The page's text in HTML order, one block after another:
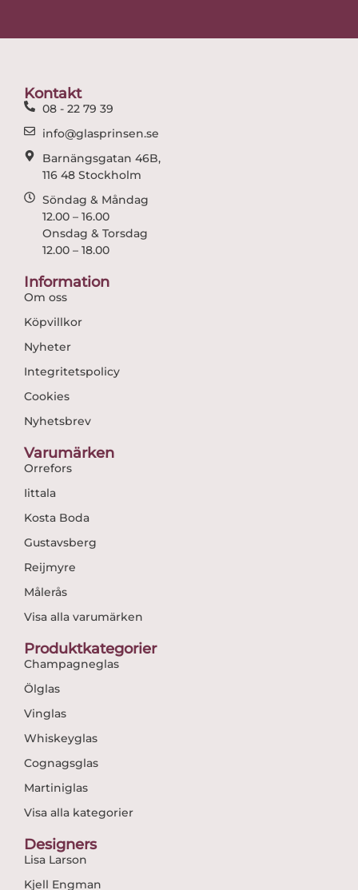
Kontakt
08 - 22 79 39
info@glasprinsen.se
Barnängsgatan 46B,
116 48 Stockholm
Söndag & Måndag
12.00 – 16.00
Onsdag & Torsdag
12.00 – 18.00
Information
Om oss
Köpvillkor
Nyheter
Integritetspolicy
Cookies
Nyhetsbrev
Varumärken
Orrefors
Iittala
Kosta Boda
Gustavsberg
Reijmyre
Målerås
Visa alla varumärken
Produktkategorier
Champagneglas
Ölglas
Vinglas
Whiskeyglas
Cognagsglas
Martiniglas
Visa alla kategorier
Designers
Lisa Larson
Kjell Engman